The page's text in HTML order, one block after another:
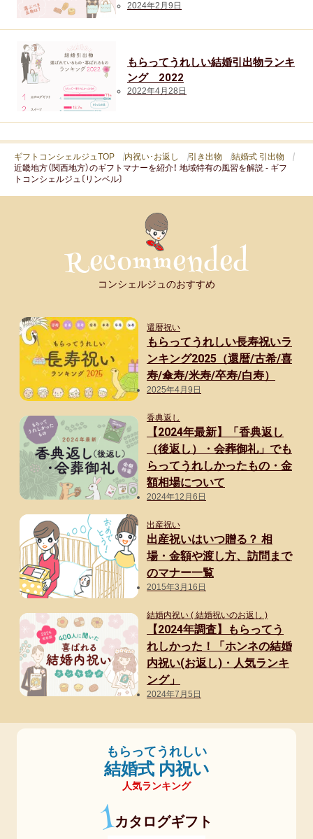
2024年2月9日
もらってうれしい結婚引出物ランキ
ング 2022
2022年4月28日
ギフトコンシェルジュTOP 内祝い･お返し 引き出物
結婚式 引出物
近畿地方（関西地方）のギフトマナーを紹介！ 地域特有の風習を解説 - ギフ
トコンシェルジュ〔リンベル〕
コンシェルジュのおすすめ
還暦祝い
もらってうれしい長寿祝いラ
ンキング2025（還暦/古希/喜
寿/傘寿/米寿/卒寿/白寿）
2025年4月9日
香典返し
【2024年最新】「香典返し
（後返し）・会葬御礼」でも
らってうれしかったもの・金
額相場について
2024年12月6日
出産祝い
出産祝いはいつ贈る？ 相
場・金額や渡し方、訪問まで
のマナー一覧
2015年3月16日
結婚内祝い ( 結婚祝いのお返し )
【2024年調査】もらってう
れしかった！「ホンネの結婚
内祝い(お返し)・人気ランキ
ング」
2024年7月5日
もらってうれしい
結婚式 内祝い
人気ランキング
1カタログギフト